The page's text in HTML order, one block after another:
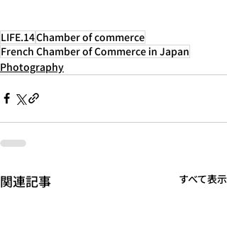
LIFE.14Chamber of commerce
French Chamber of Commerce in Japan
Photography
関連記事 すべて表示